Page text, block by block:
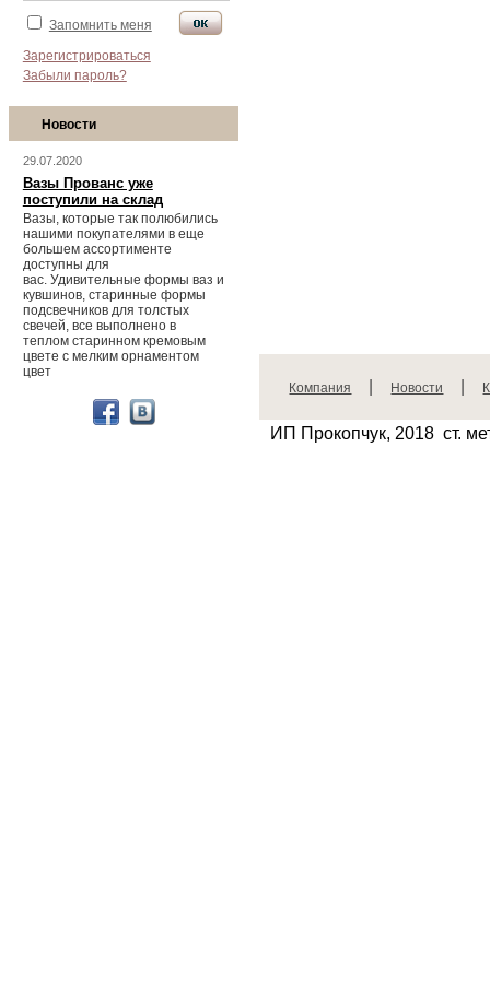
Запомнить меня
Зарегистрироваться
Забыли пароль?
Новости
29.07.2020
Вазы Прованс уже
поступили на склад
Вазы, которые так полюбились
нашими покупателями в еще
большем ассортименте
доступны для
вас. Удивительные формы ваз и
кувшинов, старинные формы
подсвечников для толстых
свечей, все выполнено в
теплом старинном кремовым
цвете с мелким орнаментом
цвет
Компания Новости
ИП Прокопчук, 2018ст.